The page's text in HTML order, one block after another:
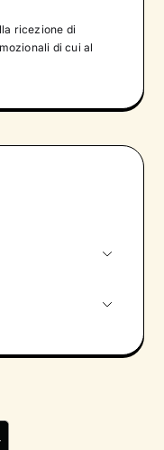
ricezione di
di cui al